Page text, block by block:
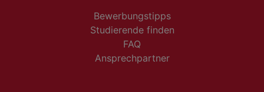
Bewerbungstipps
Studierende finden
FAQ
Ansprechpartner